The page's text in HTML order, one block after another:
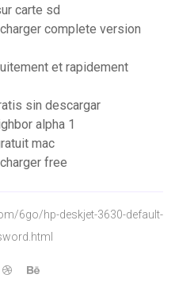
carte sd
complete version
et rapidement
sin descargar
alpha 1
mac
free
6go/hp-deskjet-3630-default-